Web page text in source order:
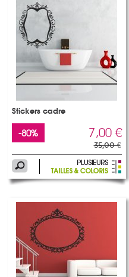
Stickers cadre
-80% 7,00 €
35,00 €